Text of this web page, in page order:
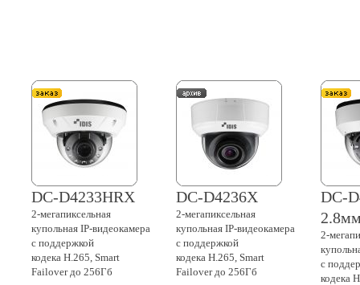
DC-D4233HRX
2-мегапиксельная
купольная IP-видеокамера
с поддержкой
кодека H.265, Smart
Failover до 256Гб
DC-D4236X
2-мегапиксельная
купольная IP-видеокамера
с поддержкой
кодека H.265, Smart
Failover до 256Гб
DC-
2-
с
кодека